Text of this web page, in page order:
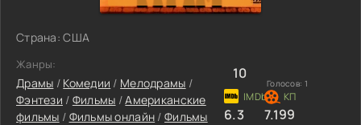
Страна: США
Жанры:
Драмы / Комедии / Мелодрамы /
Фэнтези / Фильмы /Американские
фильмы / Фильмы онлайн /Фильмы
10
Голосов: 1
6.3 7.199